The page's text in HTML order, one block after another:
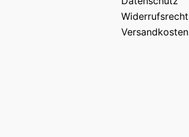
Widerrufsrecht
Versandkosten